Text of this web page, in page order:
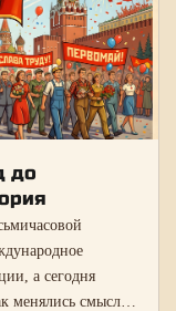
до
а сегодня
менялись смысл,